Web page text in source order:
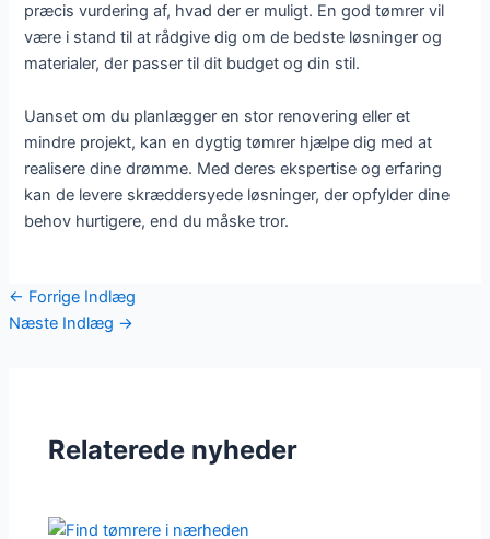
præcis vurdering af, hvad der er muligt. En god tømrer vil
være i stand til at rådgive dig om de bedste løsninger og
materialer, der passer til dit budget og din stil.
Uanset om du planlægger en stor renovering eller et
mindre projekt, kan en dygtig tømrer hjælpe dig med at
realisere dine drømme. Med deres ekspertise og erfaring
kan de levere skræddersyede løsninger, der opfylder dine
behov hurtigere, end du måske tror.
← Forrige Indlæg
Næste Indlæg →
Relaterede nyheder